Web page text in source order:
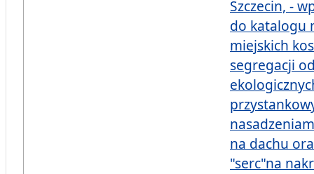
Szczecin, -
do katalogu
miejskich
segregacji
na dachu
"serc"na